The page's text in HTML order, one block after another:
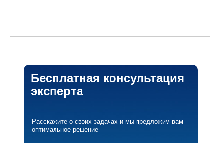
Бесплатная консультация
эксперта
Расскажите о своих задачах и мы предложим вам
оптимальное решение+7 (831) 414-04-22
Нижний Новгород,